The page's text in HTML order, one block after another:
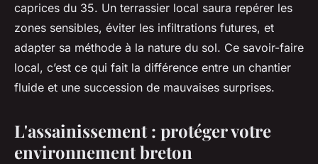
caprices du 35. Un terrassier local saura repérer les
zones sensibles, éviter les infiltrations futures, et
adapter sa méthode à la nature du sol. Ce savoir-faire
local, c’est ce qui fait la différence entre un chantier
fluide et une succession de mauvaises surprises.
L'assainissement : protéger votre
environnement breton